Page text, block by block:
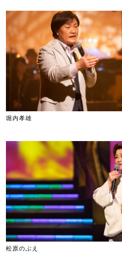
堀内孝雄
松原のぶえ